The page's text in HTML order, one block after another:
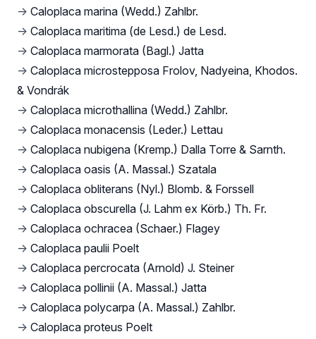
→ Caloplaca marina (Wedd.) Zahlbr.
→ Caloplaca maritima (de Lesd.) de Lesd.
→ Caloplaca marmorata (Bagl.) Jatta
→ Caloplaca microstepposa Frolov, Nadyeina, Khodos.
& Vondrák
→ Caloplaca microthallina (Wedd.) Zahlbr.
→ Caloplaca monacensis (Leder.) Lettau
→ Caloplaca nubigena (Kremp.) Dalla Torre & Sarnth.
→ Caloplaca oasis (A. Massal.) Szatala
→ Caloplaca obliterans (Nyl.) Blomb. & Forssell
→ Caloplaca obscurella (J. Lahm ex Körb.) Th. Fr.
→ Caloplaca ochracea (Schaer.) Flagey
→ Caloplaca paulii Poelt
→ Caloplaca percrocata (Arnold) J. Steiner
→ Caloplaca pollinii (A. Massal.) Jatta
→ Caloplaca polycarpa (A. Massal.) Zahlbr.
→ Caloplaca proteus Poelt